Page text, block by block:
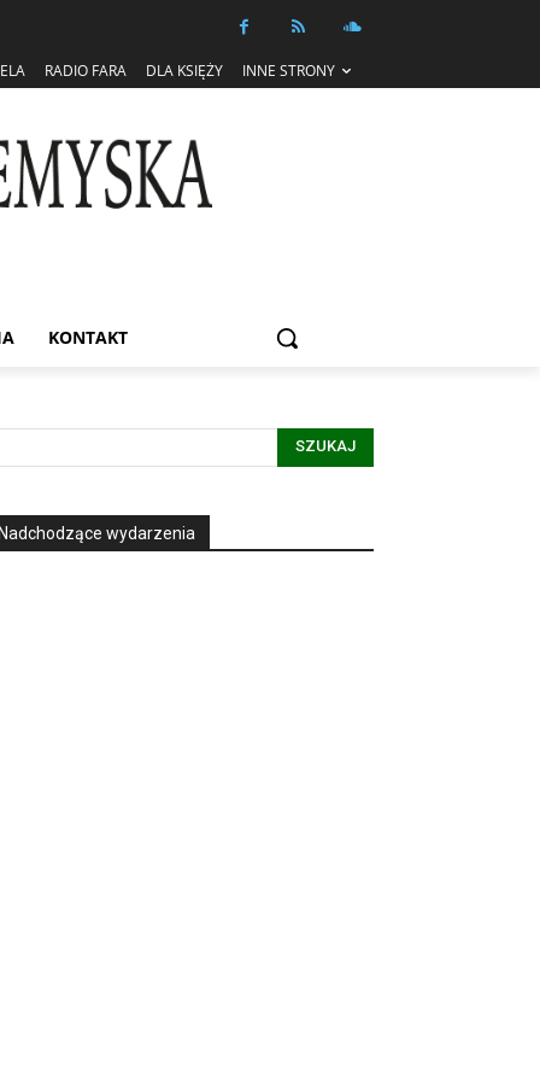
RADIO FARA DLA KSIĘŻY INNE STRONY
KONTAKT
SZUKAJ
Nadchodzące wydarzenia